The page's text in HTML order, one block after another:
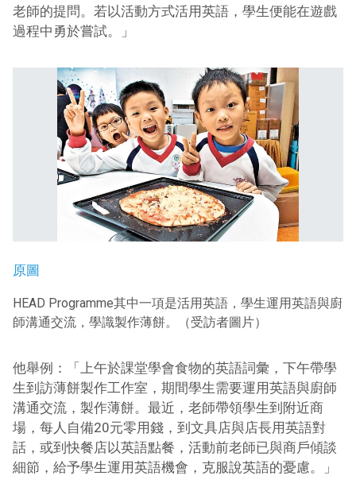
老師的提問。若以活動方式活用英語，學生便能在遊戲
過程中勇於嘗試。」
原圖
HEAD Programme其中一項是活用英語，學生運用英語與廚
師溝通交流，學識製作薄餅。（受訪者圖片）
他舉例：「上午於課堂學會食物的英語詞彙，下午帶學
生到訪薄餅製作工作室，期間學生需要運用英語與廚師
溝通交流，製作薄餅。最近，老師帶領學生到附近商
場，每人自備20元零用錢，到文具店與店長用英語對
話，或到快餐店以英語點餐，活動前老師已與商戶傾談
細節，給予學生運用英語機會，克服說英語的憂慮。」